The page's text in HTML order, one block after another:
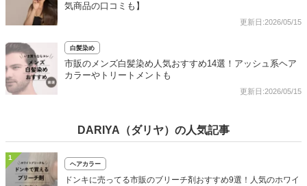
気商品の口コミも】
更新日:2026/05/15
白髪染め
市販のメンズ白髪染め人気おすすめ14選！アッシュ系ヘア
カラーやトリートメントも
更新日:2026/05/15
DARIYA（ダリヤ）の人気記事
1
ヘアカラー
ドンキに売ってる市販のブリーチ剤おすすめ9選！人気のホワイ